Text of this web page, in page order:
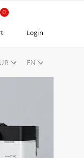
0
Login
EN